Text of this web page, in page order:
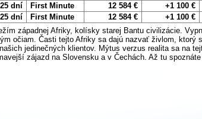
25 dní First Minute 12 584 € +1 100 €
25 dní First Minute 12 584 € +1 100 €
západnej Afriky, kolísky starej Bantu civilizácie.
očiam. Časti tejto Afriky sa dajú nazvať živlom, ktorý
jedinečných klientov. Mýtus verzus realita sa na
zájazd na Slovensku a v Čechách. Až tu